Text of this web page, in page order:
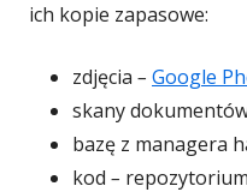
ich kopie zapasowe:
zdjęcia – Google
skany
bazę z managera
kod –